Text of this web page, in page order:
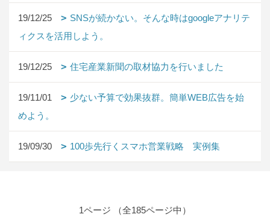
19/12/25
SNSが続かない。そんな時はgoogleアナリテ
ィクスを活用しよう。
19/12/25 住宅産業新聞の取材協力を行いました
19/11/01
少ない予算で効果抜群。簡単WEB広告を始
めよう。
19/09/30 100歩先行くスマホ営業戦略 実例集
1ページ （全185ページ中）